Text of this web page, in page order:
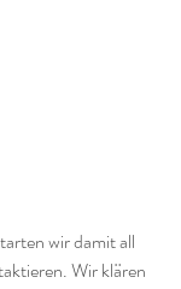
wir damit all
Wir klären